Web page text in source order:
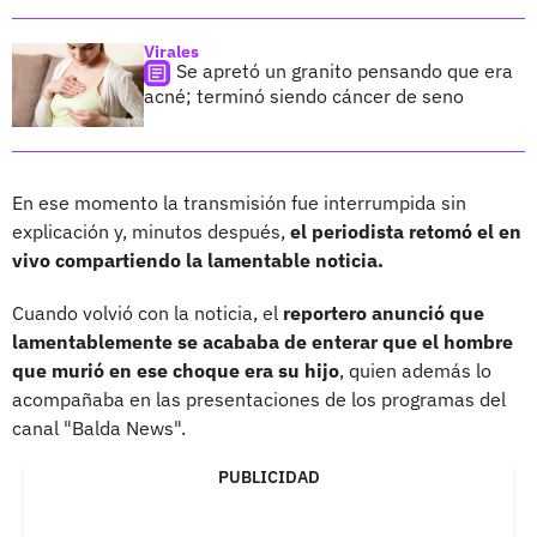
Virales
Se apretó un granito pensando que era
acné; terminó siendo cáncer de seno
En ese momento la transmisión fue interrumpida sin
explicación y, minutos después, el periodista retomó el en
vivo compartiendo la lamentable noticia.
Cuando volvió con la noticia, el reportero anunció que
lamentablemente se acababa de enterar que el hombre
que murió en ese choque era su hijo, quien además lo
acompañaba en las presentaciones de los programas del
canal "Balda News".
PUBLICIDAD